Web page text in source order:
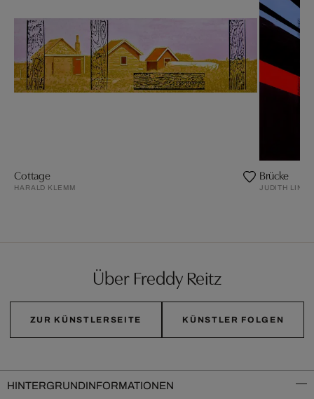
Cottage
HARALD KLEMM
Brücke
JUDITH
Über Freddy Reitz
ZUR KÜNSTLERSEITE KÜNSTLER FOLGEN
HINTERGRUNDINFORMATIONEN